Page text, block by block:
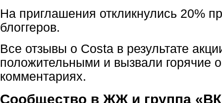
На приглашения откликнулись 20%
блоггеров.
Все отзывы о Costa в результате
положительными и вызвали горячие
комментариях.
Сообщество в ЖЖ и группа